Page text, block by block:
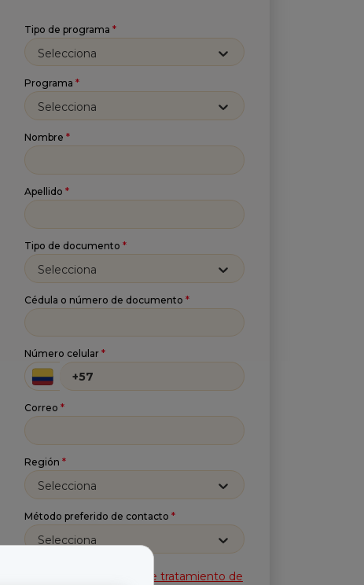
Tipo de programa *
Selecciona
Programa *
Selecciona
Nombre *
Apellido *
Tipo de documento *
Selecciona
Cédula o número de documento *
Número celular *
Correo *
Región *
Selecciona
Método preferido de contacto *
Selecciona
Política de tratamiento de